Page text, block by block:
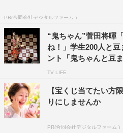
日（土）から４月７日（金）
特設サイト：
https://www.au.com/pr/cm/3taro/
PR(合同会社デジタルファーム )
“鬼ちゃん”菅田将暉
ね！」学生200人と
ント「鬼ちゃんと豆
TV LIFE
【宝くじ当てたい方
りにしませんか
PR(合同会社デジタルファーム )